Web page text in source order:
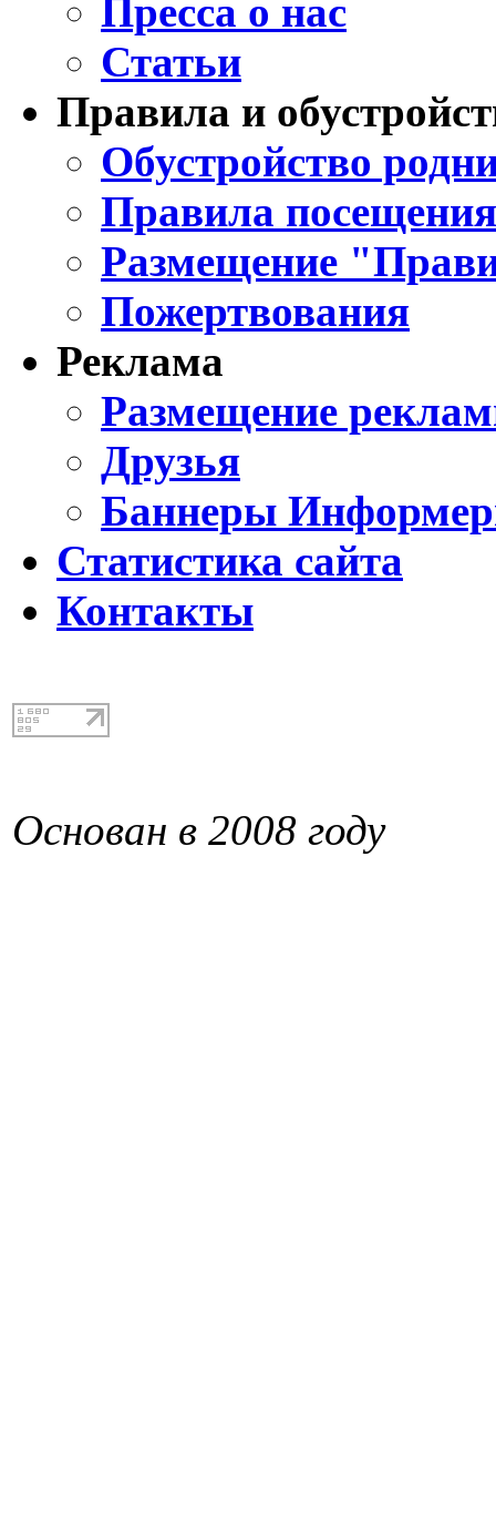
Пресса о нас
Статьи
Правила и
Обустройство
Правила
Размещение
Пожертвования
Реклама
Размещение
Друзья
Баннеры
Статистика сайта
Контакты
Основан в 2008 году